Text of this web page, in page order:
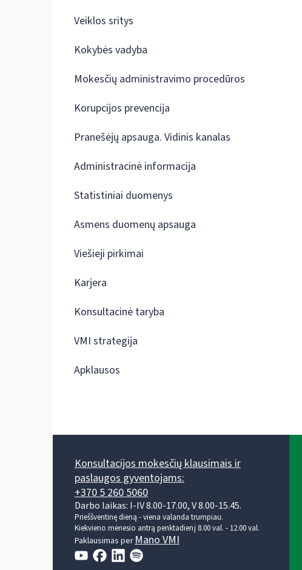
Veiklos sritys
Kokybės vadyba
Mokesčių administravimo procedūros
Korupcijos prevencija
Pranešėjų apsauga. Vidinis kanalas
Administracinė informacija
Statistiniai duomenys
Asmens duomenų apsauga
Viešieji pirkimai
Karjera
Konsultacinė taryba
VMI strategija
Apklausos
Konsultacijos mokesčių klausimais ir
paslaugos gyventojams:
+370 5 260 5060
Darbo laikas: I-IV 8.00-17.00, V 8.00-15.45.
Prieššventinę dieną - viena valanda trumpiau.
Kiekvieno mėnesio antrą penktadienį 8.00 val. - 12.00 val.
Paklausimas perMano VMI